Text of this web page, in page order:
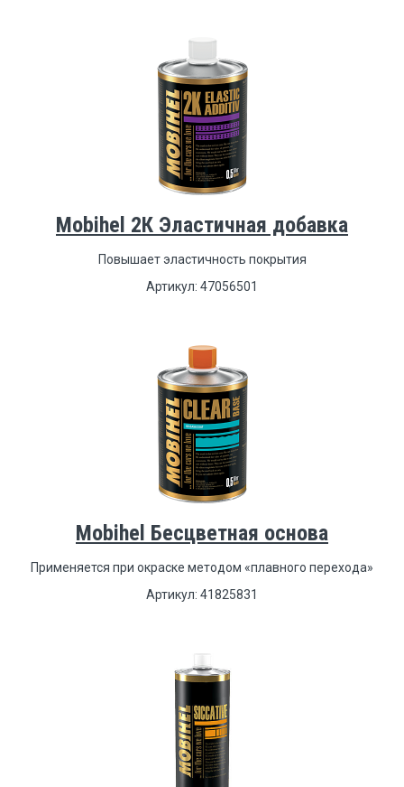
Mobihel 2К Эластичная добавка
Повышает эластичность покрытия
Артикул: 47056501
Mobihel Бесцветная основа
Применяется при окраске методом «плавного перехода»
Артикул: 41825831